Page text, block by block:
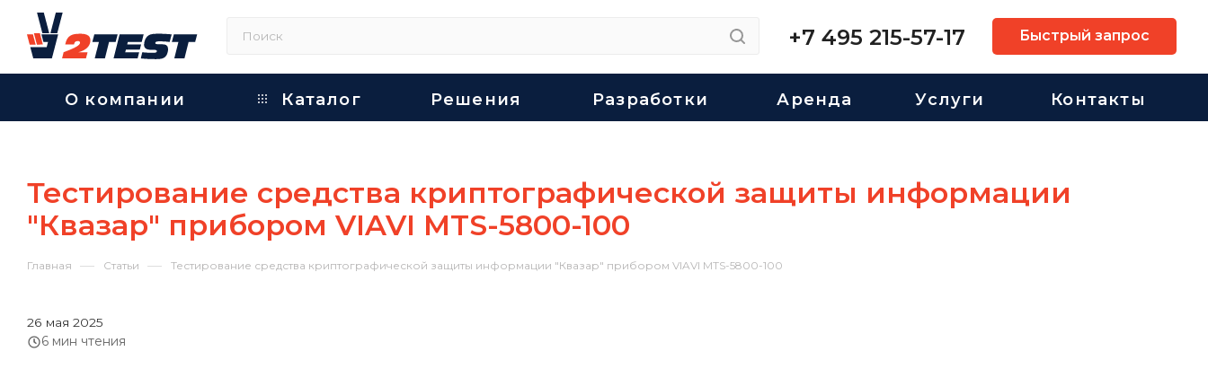
+7 495 215-57-17 Быстрый запрос
О компании Каталог Решения Разработки Аренда Услуги Контакты
Тестирование средства криптографической защиты информации
"Квазар" прибором VIAVI MTS-5800-100
Главная — Статьи — Тестирование средства криптографической защиты информации "Квазар" прибором VIAVI MTS-5800-100
26 мая 2025
6 мин чтения